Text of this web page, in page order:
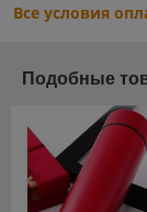
Все условия
Подобные